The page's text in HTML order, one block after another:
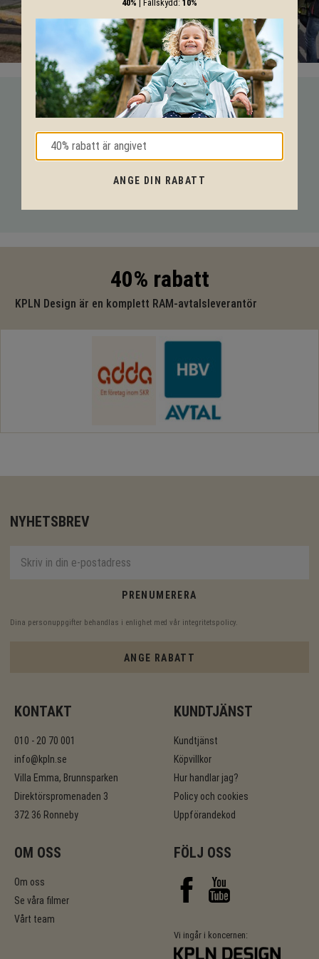
VI HJÄLPER DIG HELA VÄGEN!
Med vår mångåriga kunskap från produkter till säkerhet och
tekniska lösningar så hjälper vi dig igenom hela projektet.
010-20 70 001 eller maila oss
40% rabatt
KPLN Design är en komplett RAM-avtalsleverantör
NYHETSBREV
PRENUMERERA
Dina personuppgifter behandlas i enlighet med vår integritetspolicy.
ANGE RABATT
KONTAKT
010 - 20 70 001
info@kpln.se
Villa Emma, Brunnsparken
Direktörspromenaden 3
372 36 Ronneby
KUNDTJÄNST
Kundtjänst
Köpvillkor
Hur handlar jag?
Policy och cookies
Uppförandekod
OM OSS
Om oss
Se våra filmer
Vårt team
FÖLJ OSS
Vi ingår i koncernen:
40% | Fallskydd: 10%
ANGE DIN RABATT